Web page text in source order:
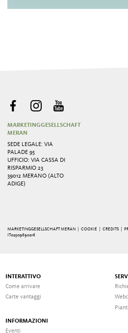
MARKETINGGESELLSCHAFT
MERAN
SEDE LEGALE: VIA
PALADE 95
UFFICIO: VIA CASSA DI
RISPARMIO 23
39012 MERANO (ALTO
ADIGE)
MARKETINGGESELLSCHAFT MERAN | COOKIE |CREDITS
IT02509690216
INTERATTIVO
Come arrivare
Carte vantaggi
INFORMAZIONI
Eventi